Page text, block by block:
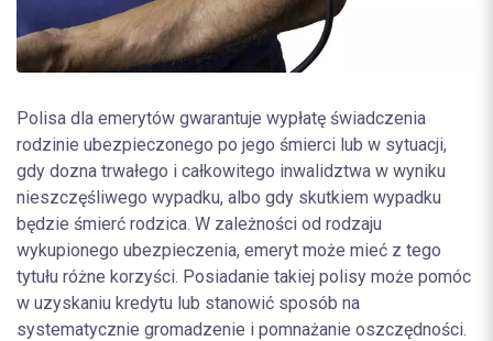
Polisa dla emerytów gwarantuje wypłatę świadczenia
rodzinie ubezpieczonego po jego śmierci lub w sytuacji,
gdy dozna trwałego i całkowitego inwalidztwa w wyniku
nieszczęśliwego wypadku, albo gdy skutkiem wypadku
będzie śmierć rodzica. W zależności od rodzaju
wykupionego ubezpieczenia, emeryt może mieć z tego
tytułu różne korzyści. Posiadanie takiej polisy może pomóc
w uzyskaniu kredytu lub stanowić sposób na
systematycznie gromadzenie i pomnażanie oszczędności.